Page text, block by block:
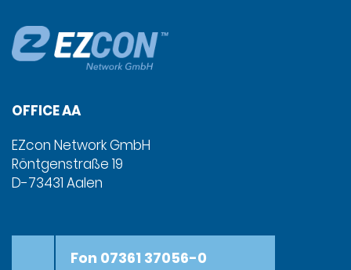
OFFICE AA
EZcon Network GmbH
Röntgenstraße 19
D-73431 Aalen
Fon 07361 37056-0